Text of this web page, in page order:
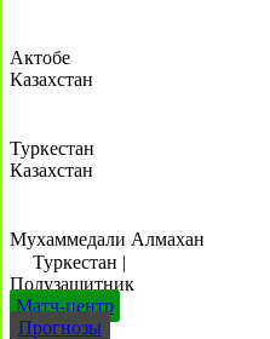
Актобе
Казахстан
Туркестан
Казахстан
Мухаммедали Алмахан
Туркестан |
Полузащитник
Матч-центр
Прогнозы